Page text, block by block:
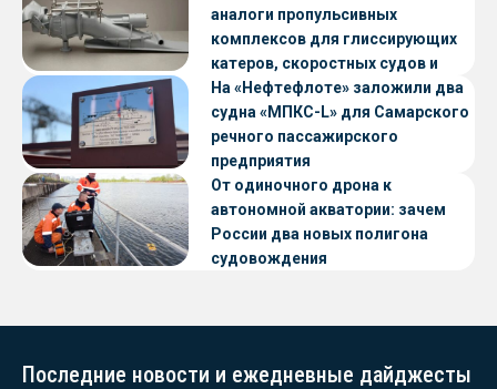
аналоги пропульсивных
комплексов для глиссирующих
катеров, скоростных судов и
судов с малой осадкой
На «Нефтефлоте» заложили два
судна «МПКС-L» для Самарского
речного пассажирского
предприятия
От одиночного дрона к
автономной акватории: зачем
России два новых полигона
судовождения
Последние новости и ежедневные дайджесты